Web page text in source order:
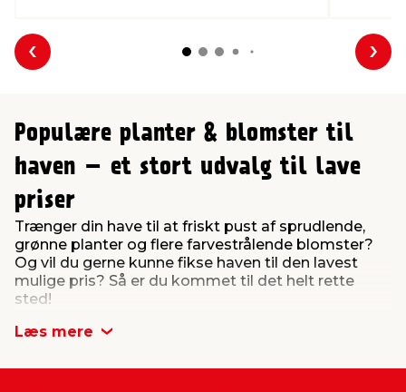
Forrige
Populære planter & blomster til
haven – et stort udvalg til lave
priser
Trænger din have til at friskt pust af sprudlende,
grønne planter og flere farvestrålende blomster?
Og vil du gerne kunne fikse haven til den lavest
mulige pris? Så er du kommet til det helt rette
sted!
Hos jem & fix holder vi lige så meget af lavpris og
et spændende udvalg af haveplanter, bl.a.
Læs mere